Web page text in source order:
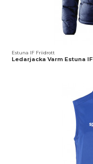
Estuna IF Friidrott
Ledarjacka Varm Estuna IF